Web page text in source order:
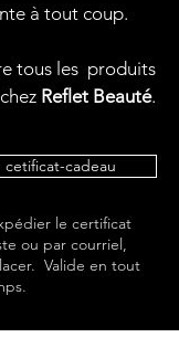
à tout coup.
tous les produits
Reflet Beauté.
cadeau
le certificat
ou par courriel,
Valide en tout